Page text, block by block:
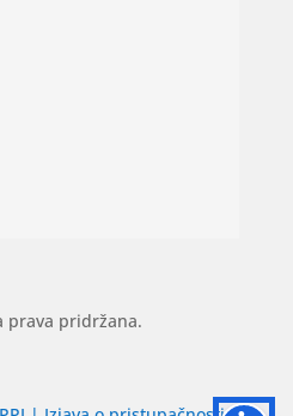
prava pridržana.